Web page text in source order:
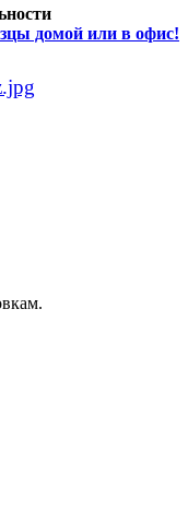
домой или в офис!